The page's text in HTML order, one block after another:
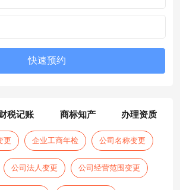
税记账 商标知产 办理资质
更 企业工商年检 公司名称变更
公司法人变更 公司经营范围变更